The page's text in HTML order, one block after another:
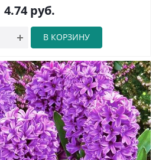
4.74руб.
В КОРЗИНУ